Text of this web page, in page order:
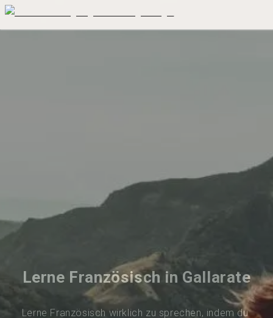
Lerne Französisch in Gallarate
Lerne Französisch wirklich zu sprechen, indem du